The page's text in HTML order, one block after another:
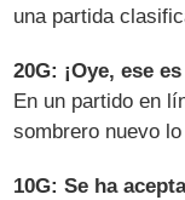
una partida
20G: ¡Oye, ese
En un partido en
sombrero nuevo
10G: Se ha